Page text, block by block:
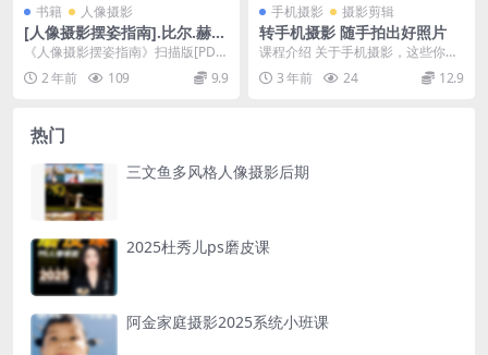
书籍 人像摄影
[人像摄影摆姿指南].比尔.赫特
尔.扫描版
《人像摄影摆姿指南》扫描版[PDF]
内容简介： 摆姿基本规则、头...
2 年前 109 9.9
手机摄影 摄影剪辑
转手机摄影 随手拍出好照片
课程介绍 关于手机摄影，这些你必
须知道，学会这些技巧，变身朋友
圈最会拍照的“社交...
3 年前 24 12.9
热门
三文鱼多风格人像摄影后期
2025杜秀儿ps磨皮课
阿金家庭摄影2025系统小班课